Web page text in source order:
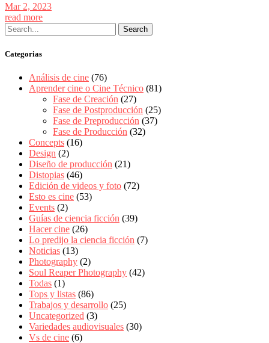
Mar 2, 2023
read more
Categorias
Análisis de cine (76)
Aprender cine o Cine Técnico (81)
Fase de Creación (27)
Fase de Postproducción (25)
Fase de Preproducción (37)
Fase de Producción (32)
Concepts (16)
Design (2)
Diseño de producción (21)
Distopias (46)
Edición de videos y foto (72)
Esto es cine (53)
Events (2)
Guías de ciencia ficción (39)
Hacer cine (26)
Lo predijo la ciencia ficción (7)
Noticias (13)
Photography (2)
Soul Reaper Photography (42)
Todas (1)
Tops y listas (86)
Trabajos y desarrollo (25)
Uncategorized (3)
Variedades audiovisuales (30)
Vs de cine (6)